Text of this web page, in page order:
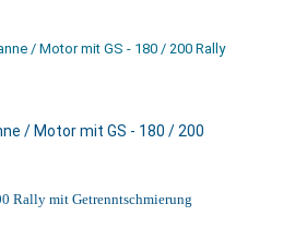
/ Motor mit GS - 180 / 200
Rally mit Getrenntschmierung